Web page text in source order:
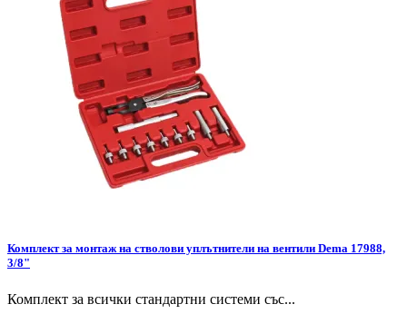
Комплект за монтаж на стволови уплътнители на вентили Dema 17988,
3/8"
Комплект за всички стандартни системи със...